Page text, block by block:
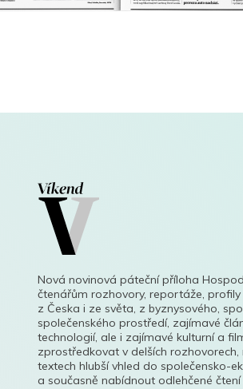
Nová novinová páteční příloha
čtenářům rozhovory, reportáže,
z Česka i ze světa, z byznysového,
společenského prostředí, zajímavé
technologií, ale i zajímavé kulturní a
zprostředkovat v delších
textech hlubší vhled do společensko-
a současně nabídnout odlehčené čtení